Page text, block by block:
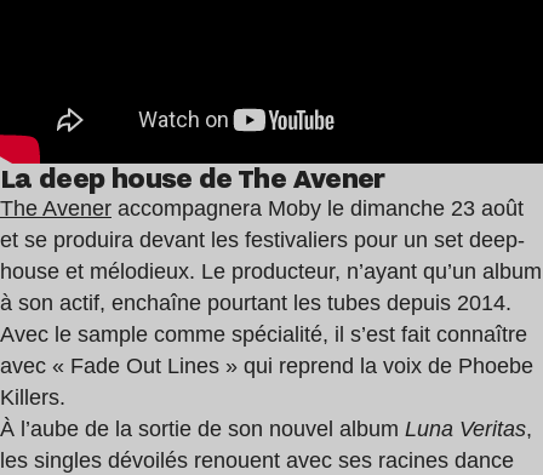
La deep house de The Avener
The Avener accompagnera Moby le dimanche 23 août
et se produira devant les festivaliers pour un set deep-
house et mélodieux. Le producteur, n’ayant qu’un album
à son actif, enchaîne pourtant les tubes depuis 2014.
Avec le sample comme spécialité, il s’est fait connaître
avec « Fade Out Lines » qui reprend la voix de Phoebe
Killers.
À l’aube de la sortie de son nouvel album Luna Veritas,
les singles dévoilés renouent avec ses racines dance